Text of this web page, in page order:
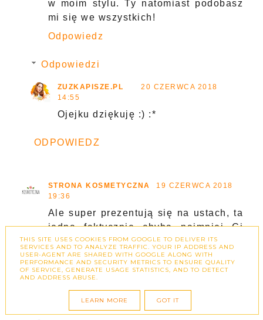
w moim stylu. Ty natomiast podobasz
mi się we wszystkich!
Odpowiedz
Odpowiedzi
ZUZKAPISZE.PL
20 CZERWCA 2018
14:55
Ojejku dziękuję :) :*
ODPOWIEDZ
STRONA KOSMETYCZNA
19 CZERWCA 2018
19:36
Ale super prezentują się na ustach, ta
jedna faktycznie chyba najmniej Ci
pasuje, ale pozostałe trzy są ekstra ;)
Na różne okazje
Odpowiedz
Odpowiedzi
THIS SITE USES COOKIES FROM GOOGLE TO DELIVER ITS
SERVICES AND TO ANALYZE TRAFFIC. YOUR IP ADDRESS AND
USER-AGENT ARE SHARED WITH GOOGLE ALONG WITH
PERFORMANCE AND SECURITY METRICS TO ENSURE QUALITY
OF SERVICE, GENERATE USAGE STATISTICS, AND TO DETECT
AND ADDRESS ABUSE.
LEARN MORE GOT IT